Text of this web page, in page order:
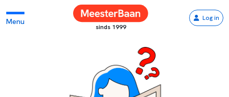
Menu
sinds 1999
Log in